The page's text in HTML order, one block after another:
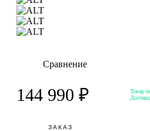
Сравнение
144 990 ₽
Товар
ЗАКАЗ